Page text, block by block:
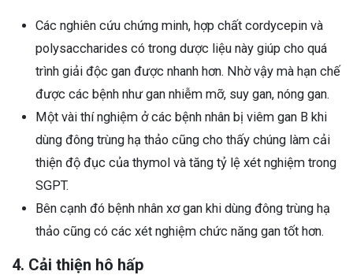
Các nghiên cứu chứng minh, hợp chất cordycepin và
polysaccharides có trong dược liệu này giúp cho quá
trình giải độc gan được nhanh hơn. Nhờ vậy mà hạn chế
được các bệnh như gan nhiễm mỡ, suy gan, nóng gan.
Một vài thí nghiệm ở các bệnh nhân bị viêm gan B khi
dùng đông trùng hạ thảo cũng cho thấy chúng làm cải
thiện độ đục của thymol và tăng tỷ lệ xét nghiệm trong
SGPT.
Bên cạnh đó bệnh nhân xơ gan khi dùng đông trùng hạ
thảo cũng có các xét nghiệm chức năng gan tốt hơn.
4. Cải thiện hô hấp